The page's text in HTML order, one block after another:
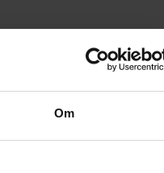
Om
med recept
gäller inte
kr
357,17 kr